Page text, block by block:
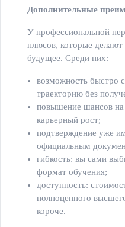
Дополнительные
У профессиональной
плюсов, которые
будущее. Среди них:
возможность быстро
траекторию без
повышение шансов на
карьерный рост;
подтверждение уже
официальным
гибкость: вы сами
формат обучения;
доступность:
полноценного
короче.